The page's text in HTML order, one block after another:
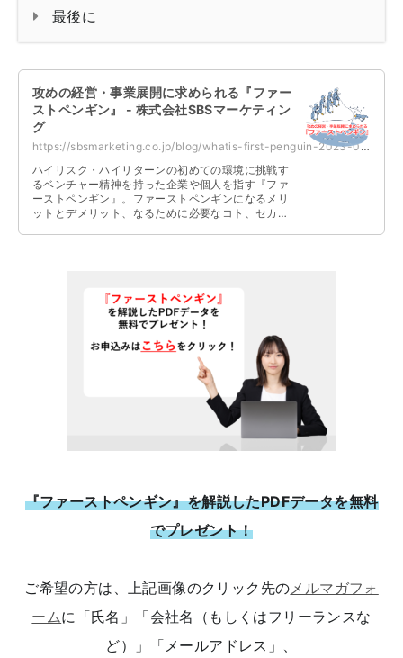
最後に
攻めの経営・事業展開に求められる『ファー
ストペンギン』 - 株式会社SBSマーケティン
グ
https://sbsmarketing.co.jp/blog/whatis-first-penguin-2023-07/
ハイリスク・ハイリターンの初めての環境に挑戦す
るベンチャー精神を持った企業や個人を指す『ファ
ーストペンギン』。ファーストペンギンになるメリ
ットとデメリット、なるために必要なコト、セカン
『ファーストペンギン』を解説したPDFデータを無料
でプレゼント！
ご希望の方は、上記画像のクリック先の メルマガフォ
ームに「氏名」「会社名（もしくはフリーランスな
ど）」「メールアドレス」、